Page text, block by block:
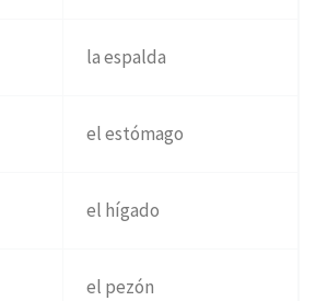
la espalda
el estómago
el hígado
el pezón